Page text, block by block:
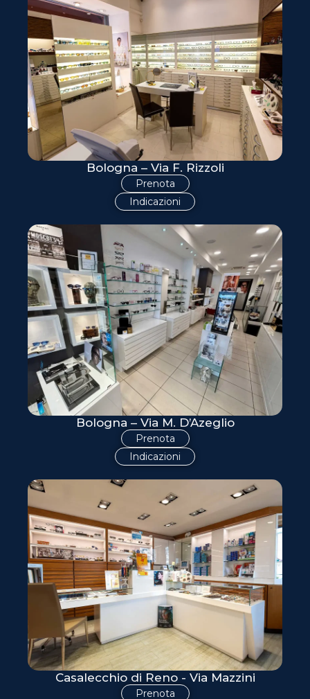
Bologna – Via F. Rizzoli
Prenota
Indicazioni
Bologna – Via M. D’Azeglio
Prenota
Indicazioni
Casalecchio di Reno - Via Mazzini
Prenota